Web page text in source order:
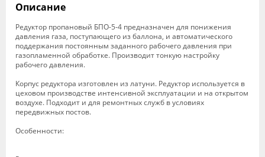
Описание
Редуктор пропановый БПО-5-4 предназначен для понижения
давления газа, поступающего из баллона, и автоматического
поддержания постоянным заданного рабочего давления при
газопламенной обработке. Производит тонкую настройку
рабочего давления.
Корпус редуктора изготовлен из латуни. Редуктор используется в
цеховом производстве интенсивной эксплуатации и на открытом
воздухе. Подходит и для ремонтных служб в условиях
передвижных постов.
Особенности: